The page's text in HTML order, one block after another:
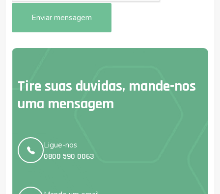
Enviar mensagem
Tire suas duvidas, mande-nos
uma mensagem
Ligue-nos
0800 590 0063